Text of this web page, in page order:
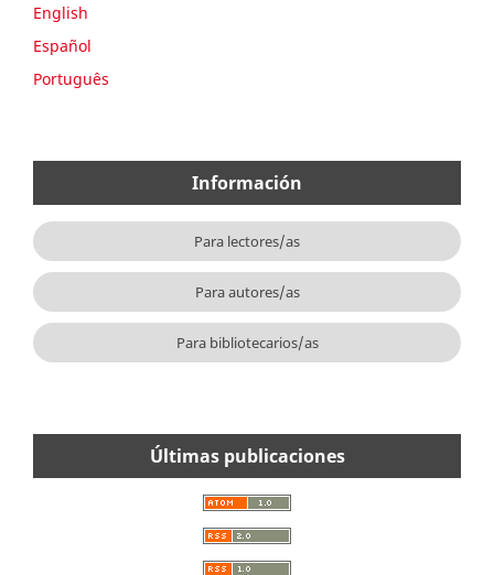
English
Español
Português
Información
Para lectores/as
Para autores/as
Para bibliotecarios/as
Últimas publicaciones